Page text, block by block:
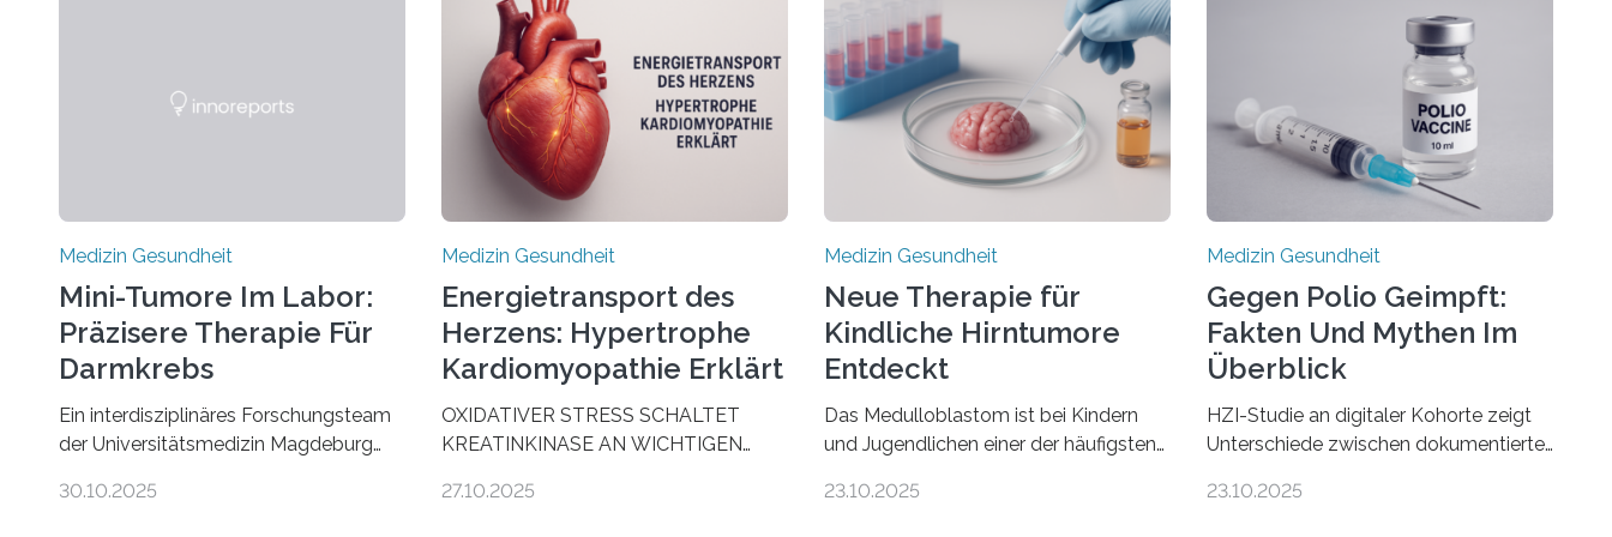
Medizin Gesundheit
Mini-Tumore Im Labor:
Präzisere Therapie Für
Darmkrebs
Ein interdisziplinäres Forschungsteam
der Universitätsmedizin Magdeburg
Darmkrebs künftig individueller
30.10.2025
Medizin Gesundheit
Energietransport des
Herzens: Hypertrophe
Kardiomyopathie Erklärt
OXIDATIVER STRESS SCHALTET
KREATINKINASE AN WICHTIGEN
AUS DEM ENERGIEGLEICHGEWICHT
27.10.2025
Medizin Gesundheit
Neue Therapie für
Kindliche Hirntumore
Entdeckt
Das Medulloblastom ist bei Kindern
und Jugendlichen einer der häufigsten
Nervensystems. Etwa 70 bis 80
23.10.2025
Medizin Gesundheit
Gegen Polio Geimpft:
Fakten Und Mythen Im
Überblick
HZI-Studie an digitaler Kohorte zeigt
Unterschiede zwischen dokumentierter
Die Poliomyelitis, auch bekannt als
23.10.2025